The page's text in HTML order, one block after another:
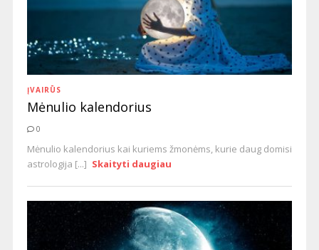
ĮVAIRŪS
Mėnulio kalendorius
0
Mėnulio kalendorius kai kuriems žmonėms, kurie daug domisi
astrologija [...] Skaityti daugiau